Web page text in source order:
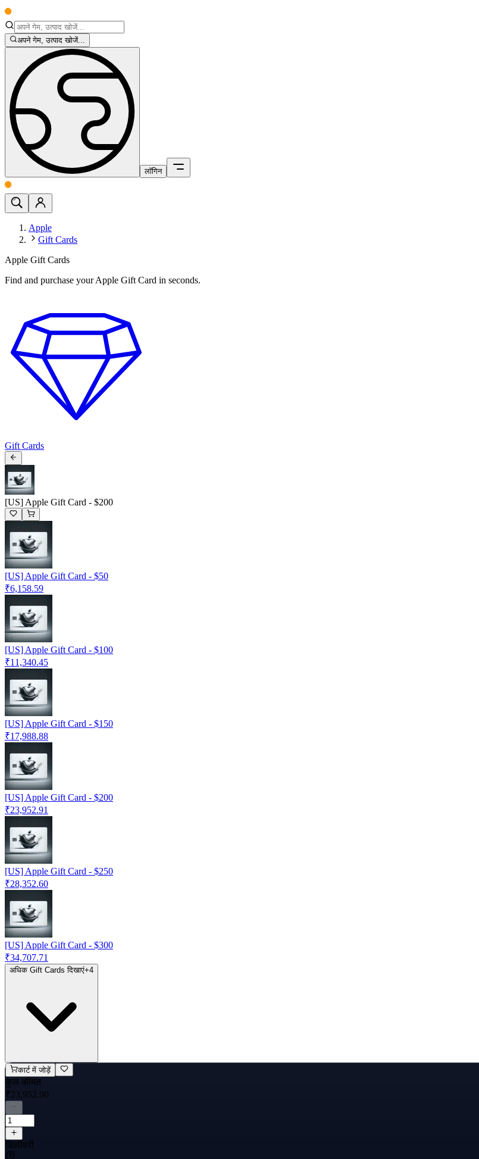
अपने गेम, उत्पाद खोजें...
लॉगिन
Apple
Gift Cards
Apple Gift Cards
Find and purchase your Apple Gift Card in seconds.
Gift Cards
[US] Apple Gift Card - $200
[US] Apple Gift Card - $50
₹6,158.59
[US] Apple Gift Card - $100
₹11,340.45
[US] Apple Gift Card - $150
₹17,988.88
[US] Apple Gift Card - $200
₹23,952.91
[US] Apple Gift Card - $250
₹28,352.60
[US] Apple Gift Card - $300
₹34,707.71
अधिक Gift Cards दिखाएं+4
कार्ट में जोड़ें
कुल कीमत
₹23,952.90
डिलीवरी